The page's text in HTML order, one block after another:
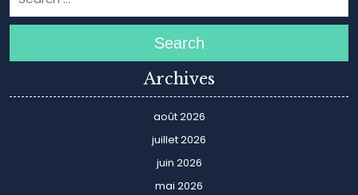
Search
Archives
août 2026
juillet 2026
juin 2026
mai 2026